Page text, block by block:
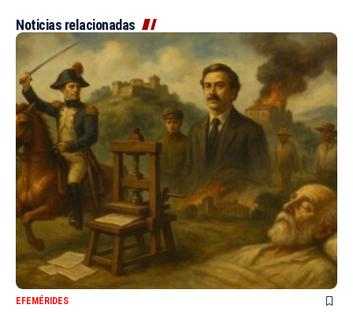
Noticias relacionadas
EFEMÉRIDES